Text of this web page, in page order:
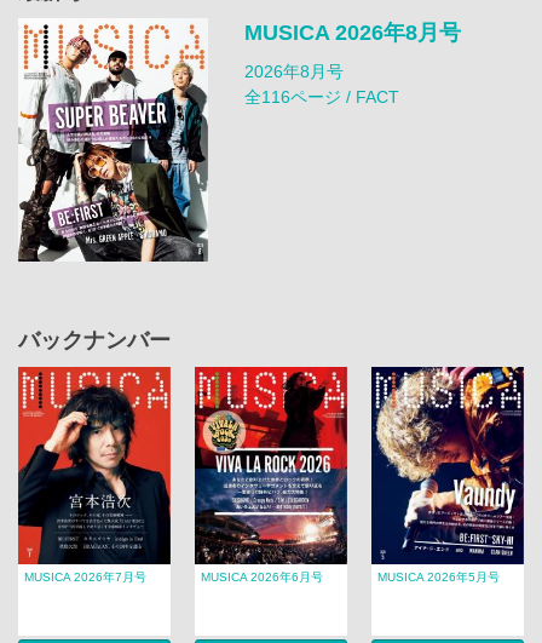
MUSICA 2026年8月号
2026年8月号
全116ページ / FACT
バックナンバー
MUSICA 2026年7月号 MUSICA 2026年6月号 MUSICA 2026年5月号